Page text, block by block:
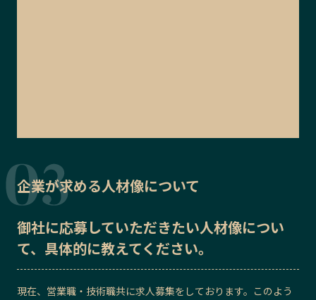
企業が求める人材像について
御社に応募していただきたい人材像につい
て、具体的に教えてください。
現在、営業職・技術職共に求人募集をしております。このよう